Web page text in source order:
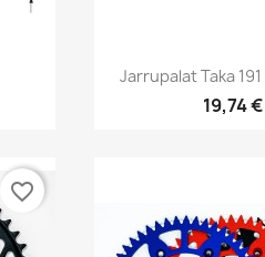

Jarrupalat Taka
19,74 €
favorite_border